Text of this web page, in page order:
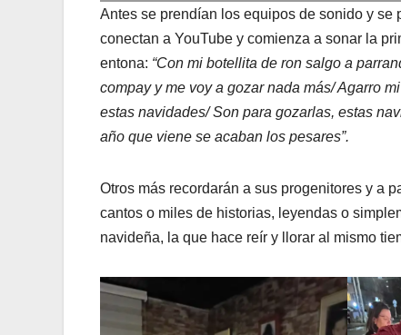
Antes se prendían los equipos de sonido y
conectan a YouTube y comienza a sonar la
entona: “Con mi botellita de ron salgo a
compay y me voy a gozar nada más/ Agarro
estas navidades/ Son para gozarlas, estas
año que viene se acaban los pesares”.
Otros más recordarán a sus progenitores y a
cantos o miles de historias, leyendas o
navideña, la que hace reír y llorar al mismo